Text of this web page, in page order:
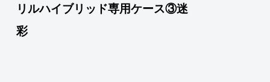
リルハイブリッド専用ケース③迷
彩